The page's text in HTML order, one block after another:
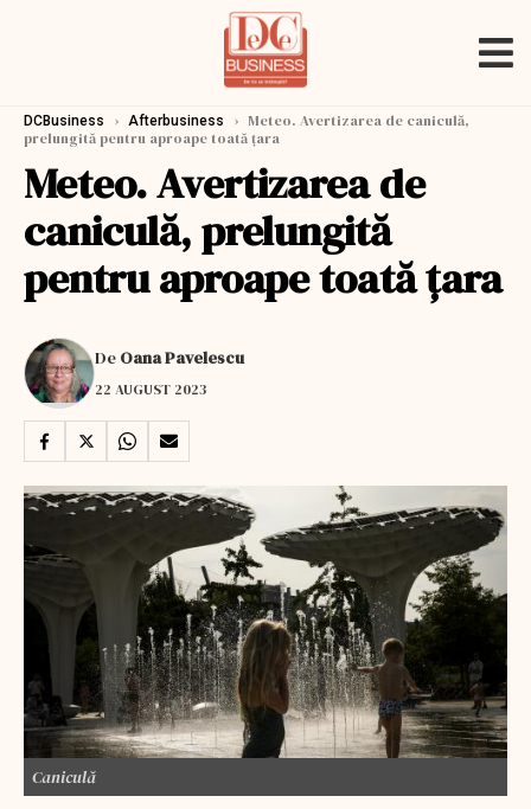
DCBusiness › Afterbusiness › Meteo. Avertizarea de caniculă,
prelungită pentru aproape toată țara
Meteo. Avertizarea de
caniculă, prelungită
pentru aproape toată țara
De Oana Pavelescu
22 AUGUST 2023
Caniculă